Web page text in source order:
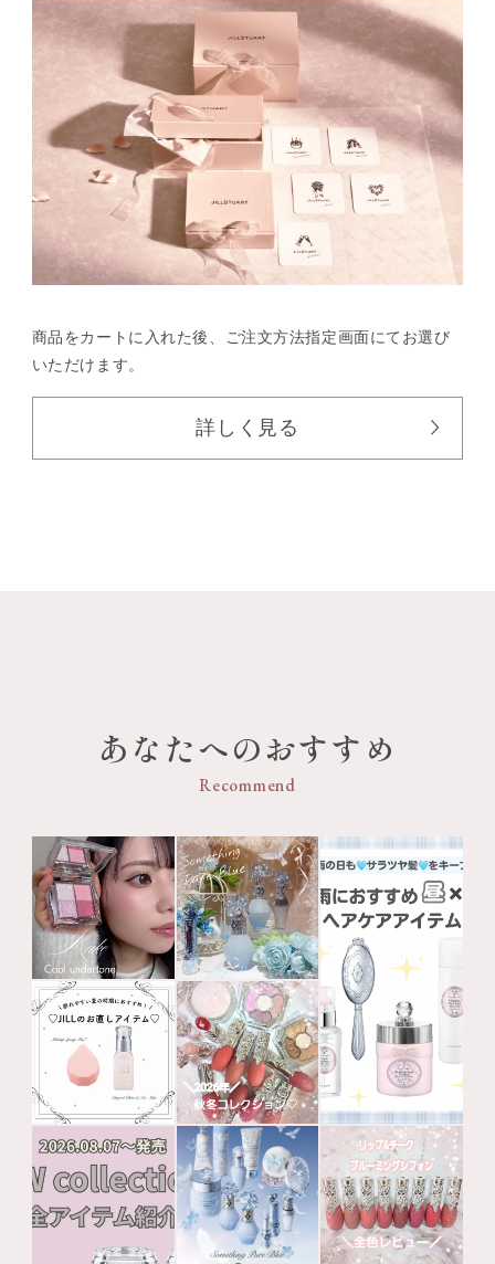
商品をカートに入れた後、
ご注文方法指定画面にてお選び
いただけます。
詳しく見る
あなたへのおすすめ
Recommend